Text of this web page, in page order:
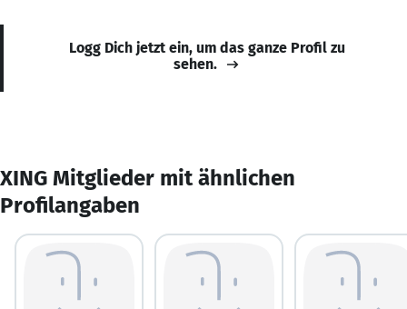
Logg Dich jetzt ein, um das ganze Profil zu
sehen.
XING Mitglieder mit ähnlichen
Profilangaben